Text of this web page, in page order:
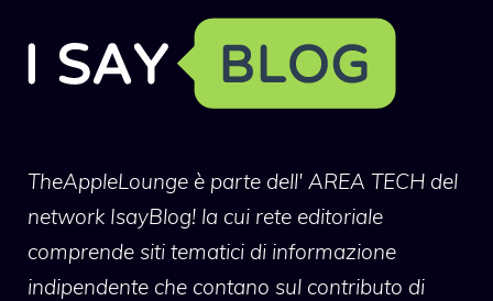
TheAppleLounge è parte dell' AREA TECH del
network IsayBlog! la cui rete editoriale
comprende siti tematici di informazione
indipendente che contano sul contributo di